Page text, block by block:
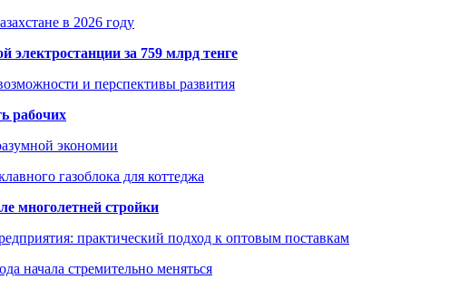
в 2026 году
электростанции за 759 млрд тенге
и перспективы развития
рабочих
экономии
газоблока для коттеджа
многолетней стройки
практический подход к оптовым поставкам
начала стремительно меняться